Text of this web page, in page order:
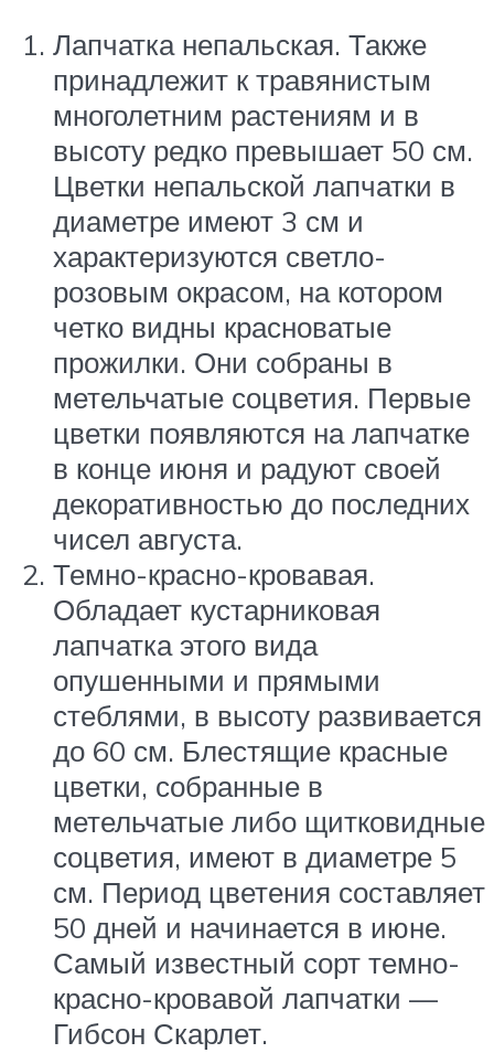
Лапчатка непальская. Также
принадлежит к травянистым
многолетним растениям и в
высоту редко превышает 50 см.
Цветки непальской лапчатки в
диаметре имеют 3 см и
характеризуются светло-
розовым окрасом, на котором
четко видны красноватые
прожилки. Они собраны в
метельчатые соцветия. Первые
цветки появляются на лапчатке
в конце июня и радуют своей
декоративностью до последних
чисел августа.
Темно-красно-кровавая.
Обладает кустарниковая
лапчатка этого вида
опушенными и прямыми
стеблями, в высоту развивается
до 60 см. Блестящие красные
цветки, собранные в
метельчатые либо щитковидные
соцветия, имеют в диаметре 5
см. Период цветения составляет
50 дней и начинается в июне.
Самый известный сорт темно-
красно-кровавой лапчатки —
Гибсон Скарлет.